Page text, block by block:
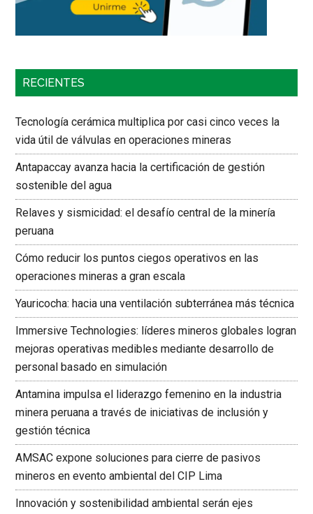
RECIENTES
Tecnología cerámica multiplica por casi cinco veces la
vida útil de válvulas en operaciones mineras
Antapaccay avanza hacia la certificación de gestión
sostenible del agua
Relaves y sismicidad: el desafío central de la minería
peruana
Cómo reducir los puntos ciegos operativos en las
operaciones mineras a gran escala
Yauricocha: hacia una ventilación subterránea más técnica
Immersive Technologies: líderes mineros globales logran
mejoras operativas medibles mediante desarrollo de
personal basado en simulación
Antamina impulsa el liderazgo femenino en la industria
minera peruana a través de iniciativas de inclusión y
gestión técnica
AMSAC expone soluciones para cierre de pasivos
mineros en evento ambiental del CIP Lima
Innovación y sostenibilidad ambiental serán ejes